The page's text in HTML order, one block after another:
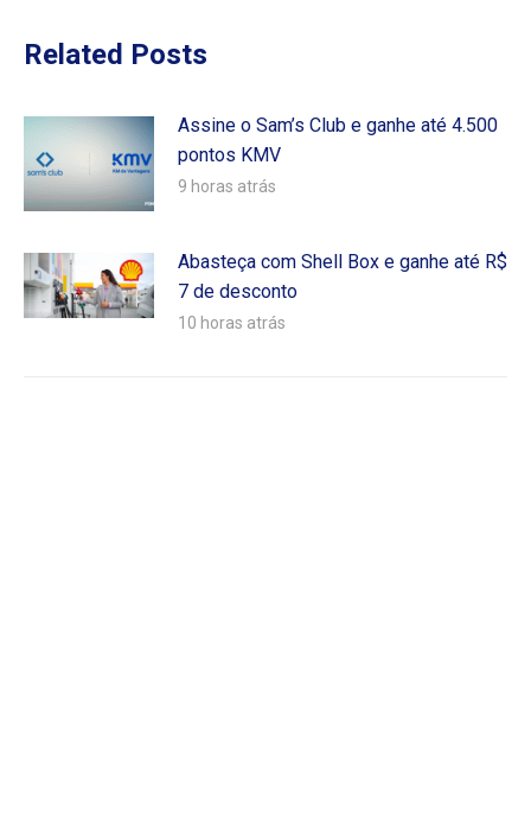
Related Posts
Assine o Sam’s Club e ganhe até 4.500
pontos KMV
9 horas atrás
Abasteça com Shell Box e ganhe até R$
7 de desconto
10 horas atrás